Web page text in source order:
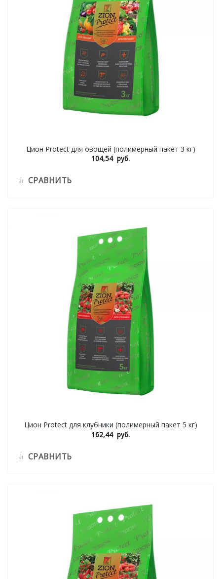
Цион Protect для овощей (полимерный пакет 3 кг)
104,54 руб.
СРАВНИТЬ
Цион Protect для клубники (полимерный пакет 5 кг)
162,44 руб.
СРАВНИТЬ